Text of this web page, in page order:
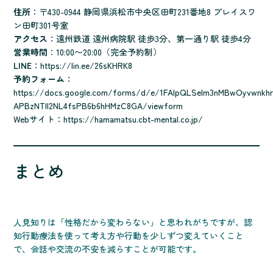
住所 ：〒430-0944 静岡県浜松市中央区田町231番地8 プレイスワ
ン田町301号室
アクセス ：遠州鉄道 遠州病院駅 徒歩3分、第一通り駅 徒歩4分
営業時間 ：10:00〜20:00（完全予約制）
LINE ：https://lin.ee/26sKHRK8
予約フォーム ：
https://docs.google.com/forms/d/e/
APBzNTll2NL4fsPB6b6hHMzC8GA/viewform
Webサイト：https://hamamatsu.cbt-mental.co.jp/
まとめ
人見知りは「性格だから変わらない」と思われがちですが、認
知行動療法を使って考え方や行動を少しずつ変えていくこと
で、会話や交流の不安を減らすことが可能です。